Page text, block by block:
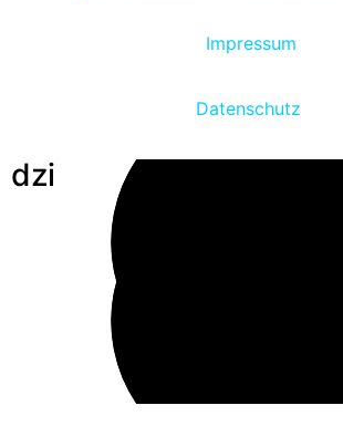
Impressum
Datenschutz
dzi